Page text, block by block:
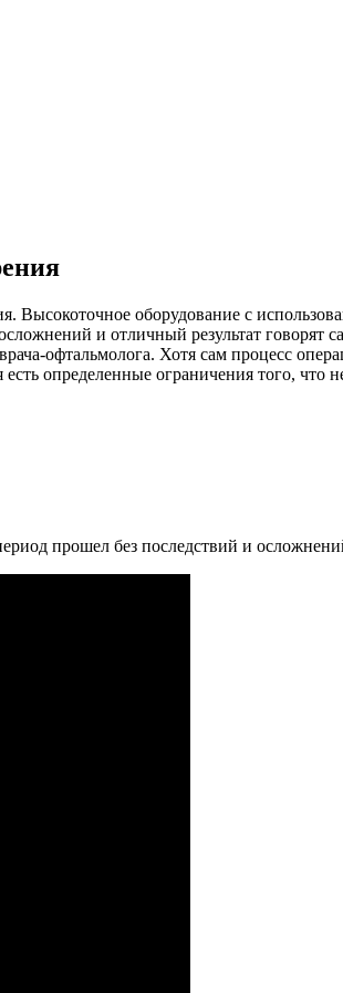
оборудование с
и отличный результат говорят
офтальмолога. Хотя сам процесс
определенные ограничения того, что
прошел без последствий и